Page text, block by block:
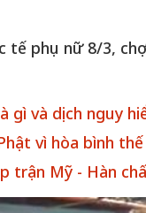
tế phụ nữ 8/3,
gì và dịch nguy
vì hòa bình
trận Mỹ - Hàn